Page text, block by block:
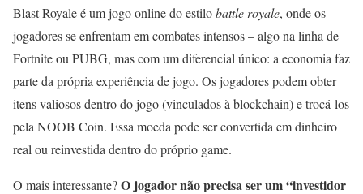
Blast Royale é um jogo online do estilobattle royale, onde os
jogadores se enfrentam em combates intensos – algo na linha de
Fortnite ou PUBG, mas com um diferencial único: a economia faz
parte da própria experiência de jogo. Os jogadores podem obter
itens valiosos dentro do jogo (vinculados à blockchain) e trocá-los
pela NOOB Coin. Essa moeda pode ser convertida em dinheiro
real ou reinvestida dentro do próprio game.
O mais interessante?O jogador não precisa ser um “investidor